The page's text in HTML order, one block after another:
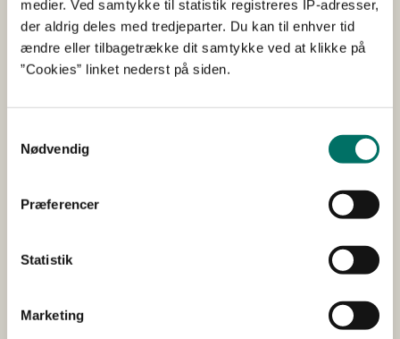
medier. Ved samtykke til statistik registreres IP-adresser,
der aldrig deles med tredjeparter. Du kan til enhver tid
ændre eller tilbagetrække dit samtykke ved at klikke på
”Cookies” linket nederst på siden.
Nødvendig
Præferencer
Statistik
Marketing
indskrevet på uddannelsesinstitutioner. Tilskud kan søges
af bl.a. uddannelsesinstitutioner, leverandører af frugt og
grønt, organisationer og kommuner.
Abonnér